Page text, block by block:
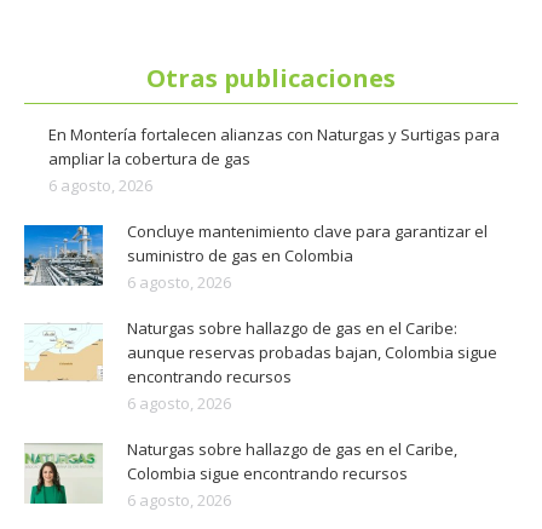
Otras publicaciones
En Montería fortalecen alianzas con Naturgas y Surtigas para
ampliar la cobertura de gas
6 agosto, 2026
Concluye mantenimiento clave para garantizar el
suministro de gas en Colombia
6 agosto, 2026
Naturgas sobre hallazgo de gas en el Caribe:
aunque reservas probadas bajan, Colombia sigue
encontrando recursos
6 agosto, 2026
Naturgas sobre hallazgo de gas en el Caribe,
Colombia sigue encontrando recursos
6 agosto, 2026